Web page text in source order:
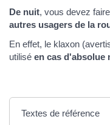
De nuit, vous devez
autres usagers de la
En effet, le klaxon
utilisé en cas d'absolue
Textes de référence